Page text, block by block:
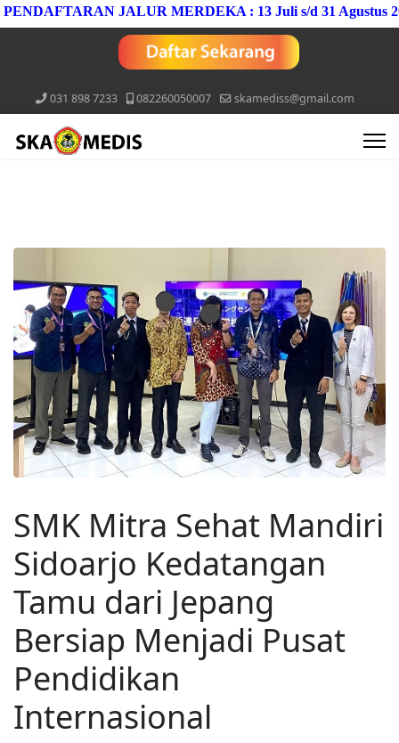
JALUR MERDEKA : 13 Juli s/d 31 Agustus 2026
031 898 7233 082260050007 skamediss@gmail.com
SMK Mitra Sehat Mandiri
Sidoarjo Kedatangan
Tamu dari Jepang
Bersiap Menjadi Pusat
Pendidikan
Internasional